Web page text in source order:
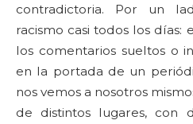
contradictoria. Por un
racismo casi todos los días:
los comentarios sueltos o
en la portada de un
nos vemos a nosotros
de distintos lugares, con